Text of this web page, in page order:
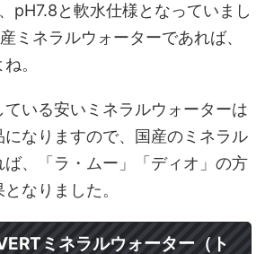
pH7.8と軟水仕様となっていまし
ミネラルウォーターであれば、
。
ている安いミネラルウォーターは
なりますので、国産のミネラル
ば、「ラ・ムー」「ディオ」の方
なりました。
ミネラルウォーター（ト